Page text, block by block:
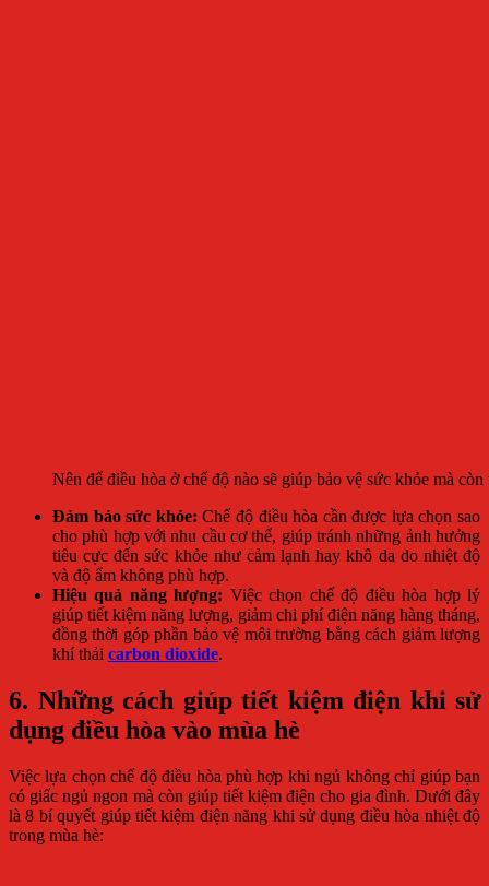
Nên để điều hòa ở chế độ nào sẽ giúp bảo vệ sức khỏe mà
Đảm bảo sức khỏe:Chế độ điều hòa cần được lựa chọn sao
cho phù hợp với nhu cầu cơ thể, giúp tránh những ảnh hưởng
tiêu cực đến sức khỏe như cảm lạnh hay khô da do nhiệt độ
và độ ẩm không phù hợp.
Hiệu quả năng lượng: Việc chọn chế độ điều hòa hợp lý
giúp tiết kiệm năng lượng, giảm chi phí điện năng hàng tháng,
đồng thời góp phần bảo vệ môi trường bằng cách giảm lượng
khí thải carbon dioxide.
6. Những cách giúp tiết kiệm điện khi sử
dụng điều hòa vào mùa hè
Việc lựa chọn chế độ điều hòa phù hợp khi ngủ không chỉ giúp bạn
có giấc ngủ ngon mà còn giúp tiết kiệm điện cho gia đình. Dưới đây
là 8 bí quyết giúp tiết kiệm điện năng khi sử dụng điều hòa nhiệt độ
trong mùa hè: